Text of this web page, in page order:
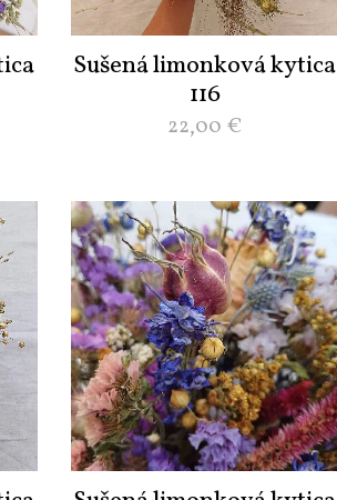
Sušená limonková kytica
116
22,00 €